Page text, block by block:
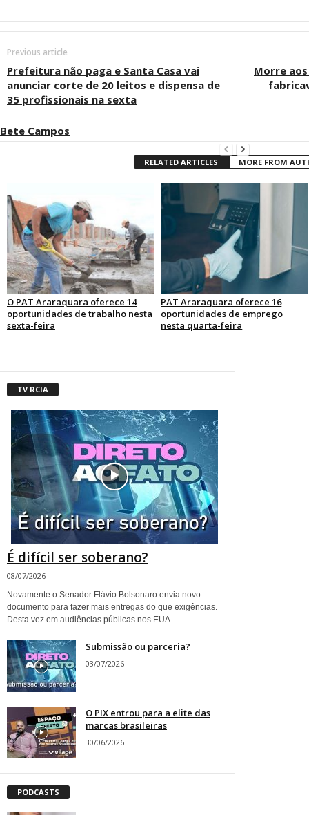
Previous article
Prefeitura não paga e Santa Casa vai
anunciar corte de 20 leitos e dispensa de
35 profissionais na sexta
Morre aos
Bete Campos
RELATED ARTICLES MORE FROM
O PAT Araraquara oferece 14
oportunidades de trabalho nesta
sexta-feira
PAT Araraquara oferece 16
oportunidades de emprego
nesta quarta-feira
TV RCIA
É difícil ser soberano?
08/07/2026
Novamente o Senador Flávio Bolsonaro envia novo
documento para fazer mais entregas do que exigências.
Desta vez em audiências públicas nos EUA.
Submissão ou parceria?
03/07/2026
O PIX entrou para a elite das
marcas brasileiras
30/06/2026
PODCASTS